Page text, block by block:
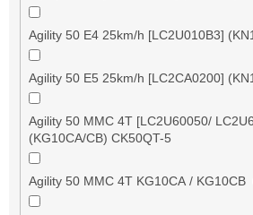
Agility 50 E4 25km/h [LC2U010B3]
Agility 50 E5 25km/h [LC2CA0200]
Agility 50 MMC 4T [LC2U60050/
(KG10CA/CB) CK50QT-5
Agility 50 MMC 4T KG10CA / KG10CB